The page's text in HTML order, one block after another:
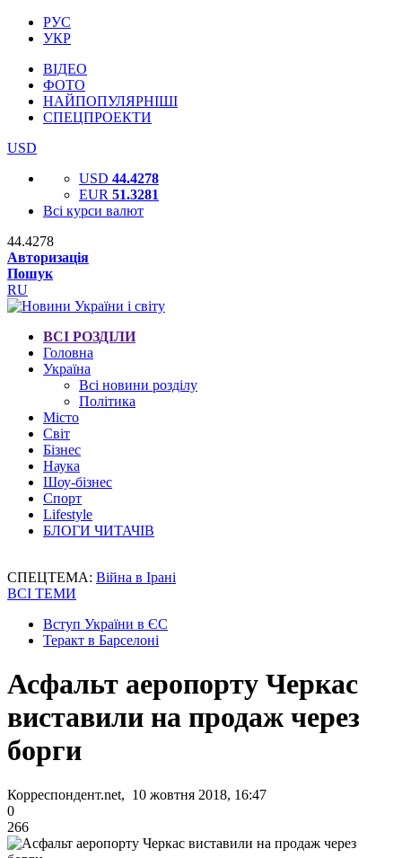
РУС
УКР
ВІДЕО
ФОТО
НАЙПОПУЛЯРНІШІ
СПЕЦПРОЕКТИ
USD
USD 44.4278
EUR 51.3281
Всі курси валют
44.4278
Авторизація
Пошук
RU
ВСІ РОЗДІЛИ
Головна
Україна
Всі новини розділу
Політика
Місто
Світ
Бізнес
Наука
Шоу-бізнес
Спорт
Lifestyle
БЛОГИ ЧИТАЧІВ
СПЕЦТЕМА: Війна в Ірані
ВСІ ТЕМИ
Вступ України в ЄС
Теракт в Барселоні
Асфальт аеропорту Черкас
виставили на продаж через
борги
Корреспондент.net, 10 жовтня 2018, 16:47
0
266